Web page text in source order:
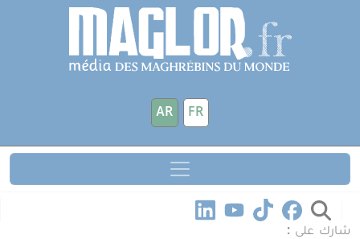
تجاوز إلى المحتوى الرئيسي
FR
AR
شارك على :
لوحة إدارة ملفات تعريف الارتباط